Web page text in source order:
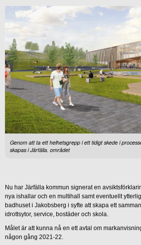
Genom att ta ett helhetsgrepp i ett tidigt skede i
skapas i Järfälla. området
Nu har Järfälla kommun signerat en
nya ishallar och en multihall samt eventuellt
badhuset i Jakobsberg i syfte att skapa ett
idrottsytor, service, bostäder och skola.
Målet är att kunna nå en ett avtal om
någon gång 2021-22.